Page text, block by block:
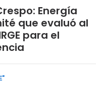
Energía
que evaluó al
para el